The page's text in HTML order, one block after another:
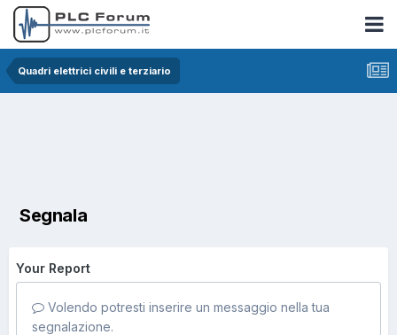
Quadri elettrici civili e terziario
Segnala
Your Report
Volendo potresti inserire un messaggio nella tua
segnalazione.